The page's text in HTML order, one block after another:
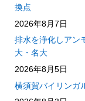
換点
2026年8月7日
排水を浄化しア
大・名大
2026年8月5日
横須賀バイリンガ